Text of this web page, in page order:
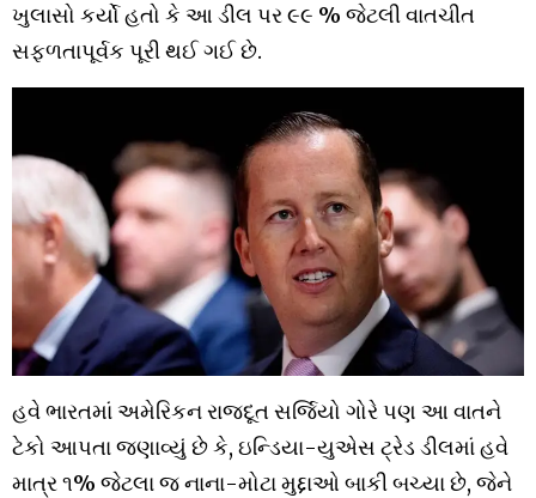
ખુલાસો કર્યો હતો કે આ ડીલ પર ૯૯ % જેટલી વાતચીત
સફળતાપૂર્વક પૂરી થઈ ગઈ છે.
હવે ભારતમાં અમેરિકન રાજદૂત સર્જિયો ગોરે પણ આ વાતને
ટેકો આપતા જણાવ્યું છે કે, ઇન્ડિયા-યુએસ ટ્રેડ ડીલમાં હવે
માત્ર ૧% જેટલા જ નાના-મોટા મુદ્દાઓ બાકી બચ્યા છે, જેને